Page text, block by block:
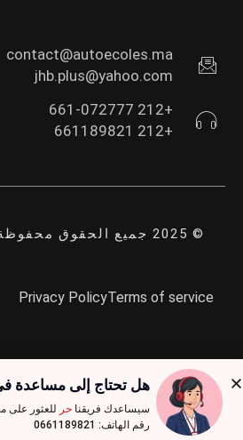
contact@autoecoles.ma
jhb.plus@yahoo.com
+212 661-072777
+212 661189821
© 2025 جميع الحقوق محفوظة autoecoles.ma
Terms of service
Privacy Policy
هل لديك أي أسئلة؟ انقر على أحد جهات الاتصال
واتساب.
هل تحتاج إلى مساعدة في
سيساعدك فريقناحر للعثور على
رقم الهاتف: 0661189821